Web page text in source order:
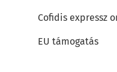
Cofidis expressz
EU támogatás